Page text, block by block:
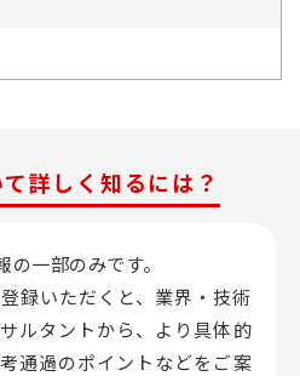
詳しく知るには？
の一部のみです。
録いただくと、業界・技術
ルタントから、 より具体的
通過のポイントなどをご案